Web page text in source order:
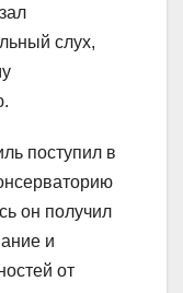
слух,
поступил в
он получил
и
от